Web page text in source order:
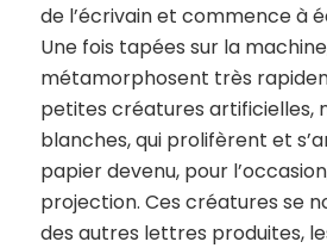
de l’écrivain et commence à
Une fois tapées sur la
métamorphosent très
petites créatures artificielles,
blanches, qui prolifèrent et
papier devenu, pour
projection. Ces créatures se
des autres lettres produites,